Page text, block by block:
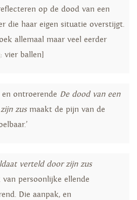
op de dood van een
die haar eigen situatie overstijgt.
allemaal maar veel eerder
vier ballen]
en ontroerende De dood van een
zusmaakt de pijn van de
verteld door zijn zus
persoonlijke ellende
Die aanpak, en